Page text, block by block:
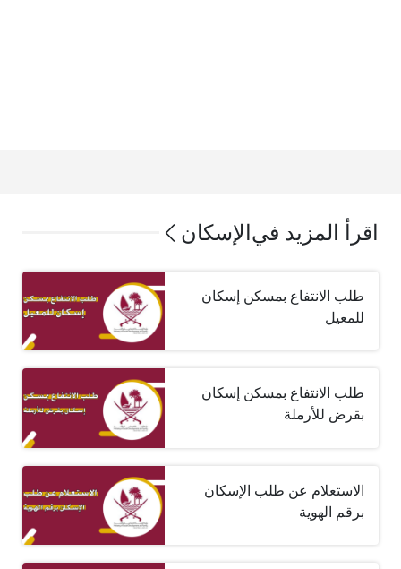
اقرأ المزيد في الإسكان
طلب الانتفاع بمسكن إسكان
للمعيل
طلب الانتفاع بمسكن إسكان
بقرض للأرملة
الاستعلام عن طلب الإسكان
برقم الهوية